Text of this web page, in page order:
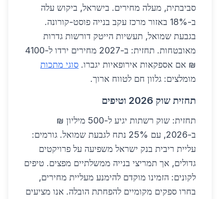
סביבתית, מעלה מחירים. בישראל, ביקוש עלה
ב-18% באזור מרכז עקב בנייה פוסט-קורונה.
בגבעת שמואל, תעשיות הייטק דורשות גדרות
מאובטחות. תחזית: ב-2027 מחירים ירדו ל-4100
₪ אם אספקאות אירופאיות יגברו. סוגי מתכות
מומלצים: גלוון חם לטווח ארוך.
תחזית שוק 2026 וטיפים
תחזית: שוק רשתות יגיע ל-500 מיליון ₪
ב-2026, עם 25% נתח לגבעת שמואל. גורמים:
עליית ריבית בנק ישראל משפיעה על פרויקטים
גדולים, אך תמריצי בנייה ממשלתיים מפצים. טיפים
לקונים: הזמינו מוקדם להימנע מעליית מחירים,
בחרו ספקים מקומיים להפחתת הובלה. אנו מציעים